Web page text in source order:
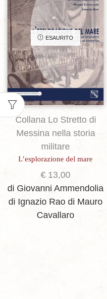
Aggiungi alla lista dei desideri
ESAURITO
Collana Lo Stretto di
Messina nella storia
militare
L’esplorazione del mare
€ 13,00
di Giovanni Ammendolia
di Ignazio Rao di Mauro
Cavallaro